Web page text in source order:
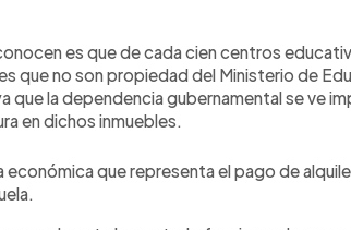
es que de cada cien centros
que no son propiedad del Ministerio de
que la dependencia gubernamental se ve
en dichos inmuebles.
económica que representa el pago de